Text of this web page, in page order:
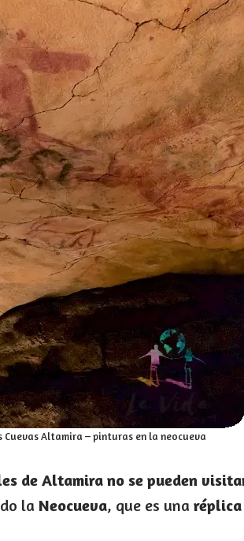
Cuevas Altamira – pinturas en la neocueva
de Altamira no se pueden
la Neocueva, que es una